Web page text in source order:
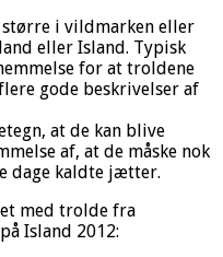
i vildmarken eller
eller Island. Typisk
for at troldene
gode beskrivelser af
at de kan blive
af, at de måske nok
dage kaldte jætter.
med trolde fra
Island 2012: